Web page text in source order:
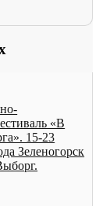
«В
15-23
Зеленогорск